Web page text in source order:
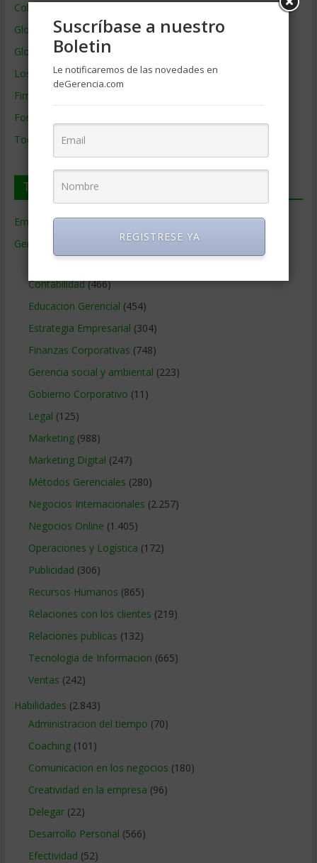
Colaboradores de Gerencia
Glosario
Glosario Inglés – Español
Los mejores MBA
Firmas de Gerencia
Formación de Gerencia
Todos los Temas
Temas de Gerencia
Empresas de Gerencia(38)
Gerencia
Contabilidad(466)
Educacion Gerencial (454)
Estrategia Empresarial (304)
Finanzas Corporativas (748)
Gerencia social y ambiental (223)
Gobierno Corporativo (11)
Legal (125)
Marketing(988)
Marketing Digital (247)
Métodos Gerenciales (280)
Negocios Internacionales (2.257)
Negocios Online (1.405)
Operaciones y Logística (172)
Publicidad (306)
Recursos Humanos (865)
Relaciones con los clientes (219)
Relaciones publicas (132)
Tecnologia de Informacion (665)
Ventas (242)
Habilidades (2.843)
Administracion del tiempo (70)
Coaching(101)
Comunicacion en los negocios (180)
Creatividad en la empresa (96)
Delegar(22)
Desarrollo Personal (566)
Efectividad (52)
Suscríbase a nuestro
Boletin
Le notificaremos de las novedades en
deGerencia.com
REGISTRESE YA